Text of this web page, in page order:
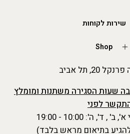
שירות לקוחות
Shop
20, תל אביב
שעות הסגירה משתנות ומומלץ
לפני
ב' , ד', ה': 10:00 - 19:00
להגיע בתיאום מראש בלבד)